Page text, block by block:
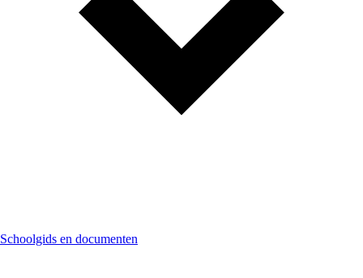
Schoolgids en documenten